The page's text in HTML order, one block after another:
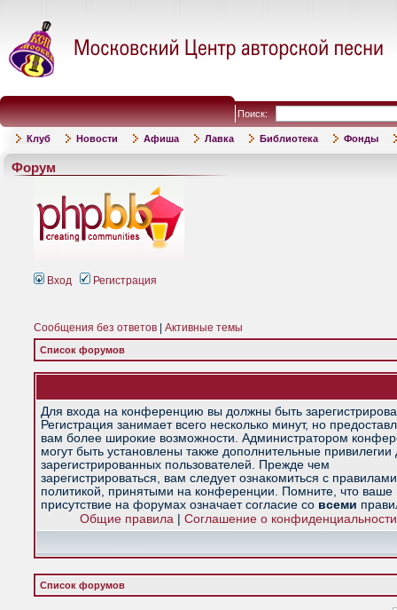
Поиск:
Клуб Новости Афиша Лавка Библиотека Фонды
Форум
Вход Регистрация
Сообщения без ответов Активные темы
Список форумов
Для входа на конференцию вы должны быть
Регистрация занимает всего несколько минут, но
вам более широкие возможности. Администратором
могут быть установлены также дополнительные привилегии
зарегистрированных пользователей. Прежде чем
зарегистрироваться, вам следует ознакомиться с
политикой, принятыми на конференции. Помните, что ваше
присутствие на форумах означает согласие со всеми
Общие правила| Соглашение о конфиденциальности
Список форумов